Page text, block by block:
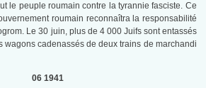
le peuple roumain contre la tyrannie fasciste. Ce
roumain reconnaîtra la responsabilité
Le 30 juin, plus de 4 000 Juifs sont entassés
wagons cadenassés de deux trains de marchandi
06 1941